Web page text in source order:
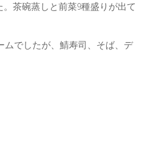
。茶碗蒸しと前菜9種盛りが出て
ムでしたが、鯖寿司、そば、デ